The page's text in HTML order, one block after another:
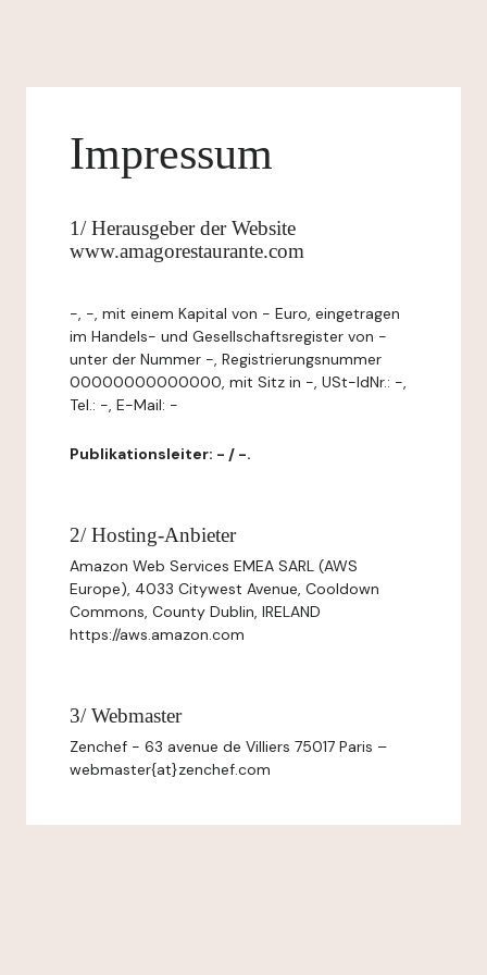
Impressum
1/ Herausgeber der Website
www.amagorestaurante.com
-, -, mit einem Kapital von - Euro, eingetragen
im Handels- und Gesellschaftsregister von -
unter der Nummer -, Registrierungsnummer
00000000000000, mit Sitz in -, USt-IdNr.: -,
Tel.: -, E-Mail: -
Publikationsleiter: - / -.
2/ Hosting-Anbieter
Amazon Web Services EMEA SARL (AWS
Europe), 4033 Citywest Avenue, Cooldown
Commons, County Dublin, IRELAND
https://aws.amazon.com
3/ Webmaster
Zenchef - 63 avenue de Villiers 75017 Paris –
webmaster{at}zenchef.com